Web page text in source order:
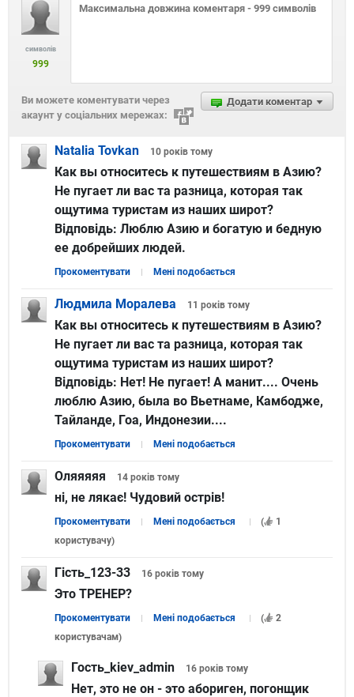
символів
999
Додати коментар
Ви можете коментувати через
акаунт у соціальних мережах:
Natalia Tovkan 10 років тому
Как вы относитесь к путешествиям в Азию?
Не пугает ли вас та разница, которая так
ощутима туристам из наших широт?
Відповідь: Люблю Азию и богатую и бедную
ее добрейших людей.
Прокоментувати Мені подобається
Людмила Моралева 11 років тому
Как вы относитесь к путешествиям в Азию?
Не пугает ли вас та разница, которая так
ощутима туристам из наших широт?
Відповідь: Нет! Не пугает! А манит.... Очень
люблю Азию, была во Вьетнаме, Камбодже,
Тайланде, Гоа, Индонезии....
Прокоментувати Мені подобається
Оляяяяя 14 років тому
ні, не лякає! Чудовий острів!
Прокоментувати Мені подобається (
1
користувачу)
Гість_123-33 16 років тому
Это ТРЕНЕР?
Прокоментувати Мені подобається (
2
користувачам)
Гость_kiev_admin 16 років тому
Нет, это не он - это абориген, погонщик